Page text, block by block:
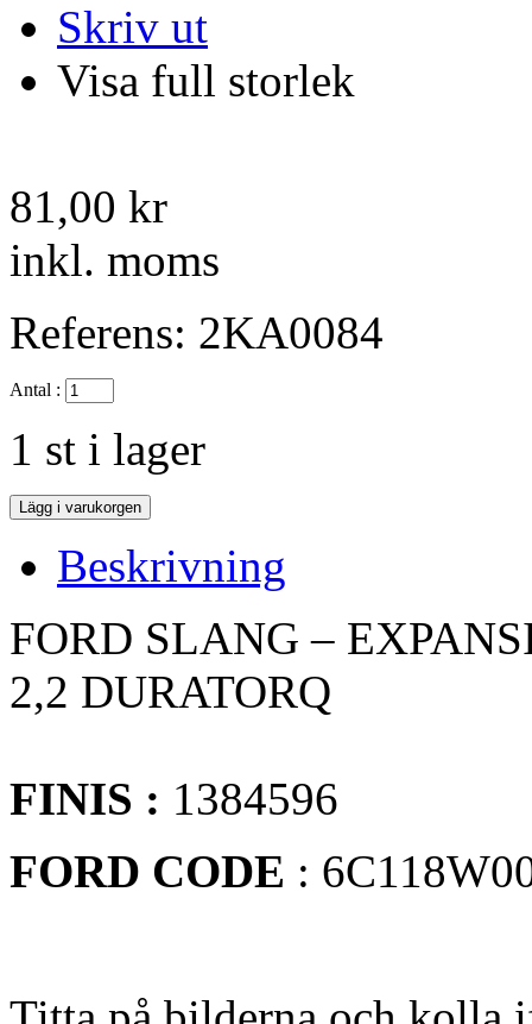
Skriv ut
Visa full storlek
81,00 kr
inkl. moms
Referens: 2KA0084
Antal :
1 st i lager
Beskrivning
FORD SLANG –
2,2 DURATORQ
FINIS : 1384596
FORD CODE :